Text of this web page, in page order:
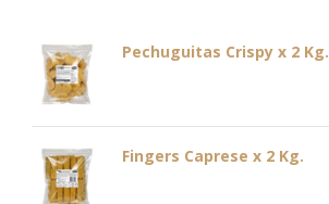
Pechuguitas Crispy x 2 Kg.
Fingers Caprese x 2 Kg.